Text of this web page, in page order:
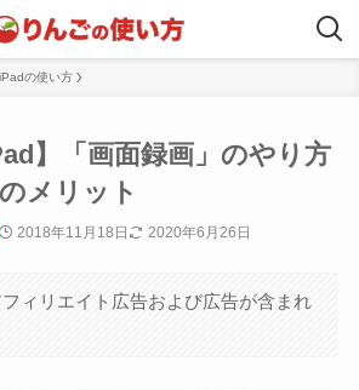
の使い方
】「画面録画」のやり方
メリット
2018年11月18日 2020年6月26日
ィリエイト広告および広告が含まれ